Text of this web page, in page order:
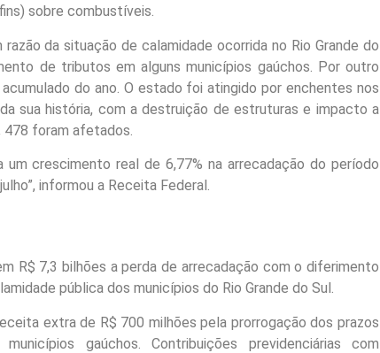
sobre combustíveis.
da situação de calamidade ocorrida no Rio Grande do
de tributos em alguns municípios gaúchos. Por outro
do ano. O estado foi atingido por enchentes nos
da sua história, com a destruição de estruturas e impacto a
478 foram afetados.
um crescimento real de 6,77% na arrecadação do período
informou a Receita Federal.
R$ 7,3 bilhões a perda de arrecadação com o diferimento
pública dos municípios do Rio Grande do Sul.
extra de R$ 700 milhões pela prorrogação dos prazos
gaúchos. Contribuições previdenciárias com